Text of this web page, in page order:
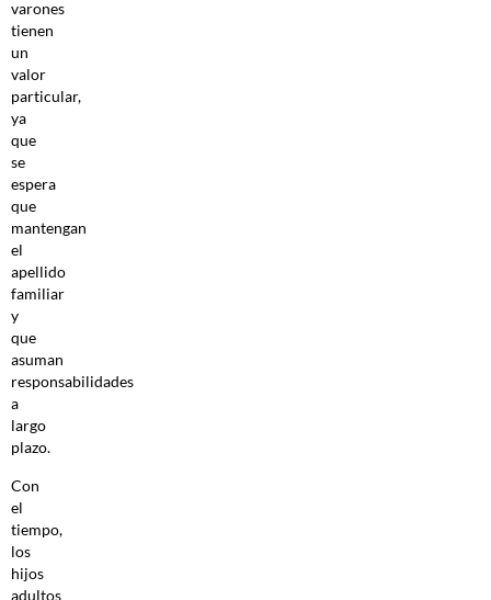
varones
tienen
un
valor
particular,
ya
que
se
espera
que
mantengan
el
apellido
familiar
y
que
asuman
responsabilidades
a
largo
plazo.
Con
el
tiempo,
los
hijos
adultos